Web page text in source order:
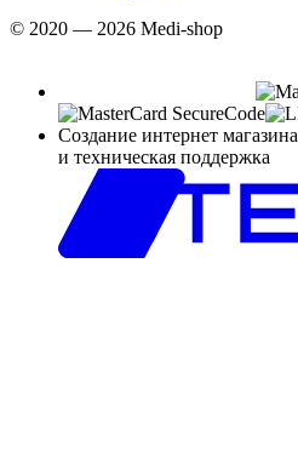
© 2020 — 2026 Medi-shop
Создание интернет магазина
и техническая поддержка